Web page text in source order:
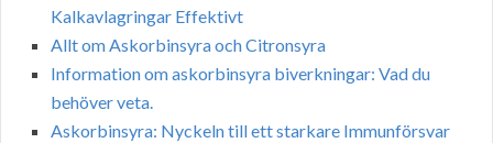
Kalkavlagringar Effektivt
Allt om Askorbinsyra och Citronsyra
Information om askorbinsyra biverkningar: Vad du
behöver veta.
Askorbinsyra: Nyckeln till ett starkare Immunförsvar